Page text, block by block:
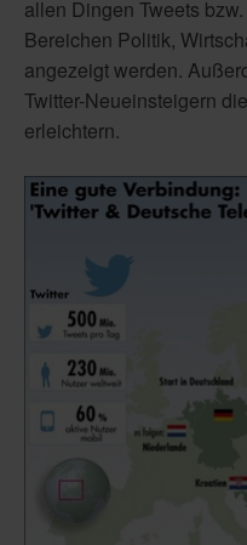
allen Dingen Tweets
Bereichen Politik,
angezeigt werden.
Twitter-Neueinsteigern
erleichtern.